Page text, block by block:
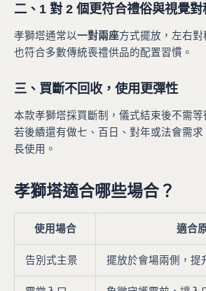
二、1 對 2 個更符合禮俗與視覺對
孝獅塔通常以一對兩座方式擺放，左右對
也符合多數傳統喪禮供品的配置習慣。
三、買斷不回收，使用更彈性
本款孝獅塔採買斷制，儀式結束後不需等
若後續還有做七、百日、對年或法會需
長使用。
孝獅塔適合哪些場合？
使用場合 適合
告別式主景 擺放於會場兩側，提